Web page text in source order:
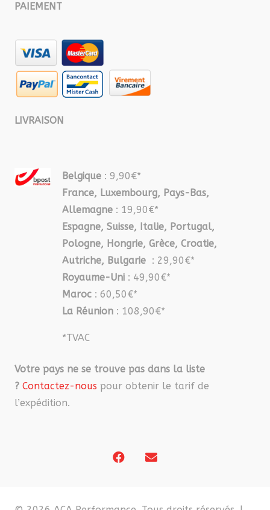
PAIEMENT
LIVRAISON
Belgique : 9,90€*
France, Luxembourg, Pays-Bas,
Allemagne : 19,90€*
Espagne, Suisse, Italie, Portugal,
Pologne, Hongrie, Grèce, Croatie,
Autriche, Bulgarie : 29,90€*
Royaume-Uni : 49,90€*
Maroc : 60,50€*
La Réunion : 108,90€*
*TVAC
Votre pays ne se trouve pas dans la liste
? Contactez-nous pour obtenir le tarif de
l’expédition.